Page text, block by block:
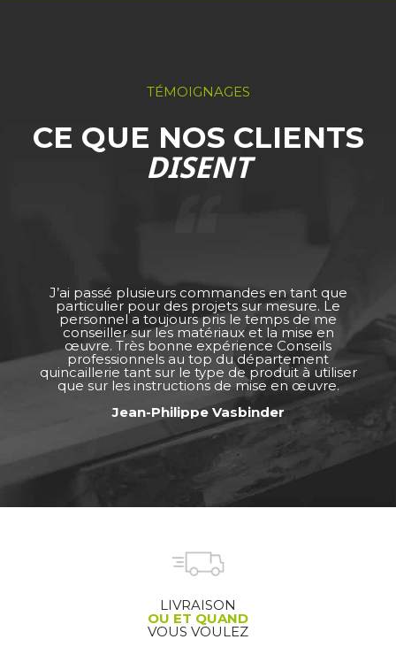
TÉMOIGNAGES
CE QUE NOS CLIENTS
DISENT
J’ai passé plusieurs commandes en tant que
particulier pour des projets sur mesure. Le
personnel a toujours pris le temps de me
conseiller sur les matériaux et la mise en
œuvre. Très bonne expérience Conseils
professionnels au top du département
quincaillerie tant sur le type de produit à utiliser
que sur les instructions de mise en œuvre.
Jean-Philippe Vasbinder
LIVRAISON
OU ET QUAND
VOUS VOULEZ